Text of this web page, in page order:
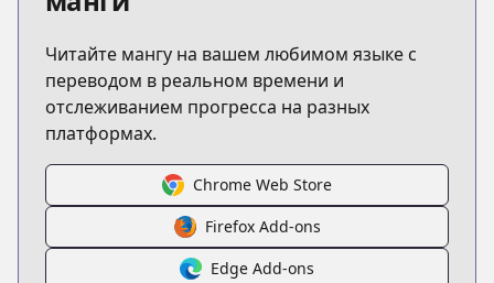
Читайте мангу на вашем любимом языке с
переводом в реальном времени и
отслеживанием прогресса на разных
платформах.
Chrome Web Store
Firefox Add-ons
Edge Add-ons